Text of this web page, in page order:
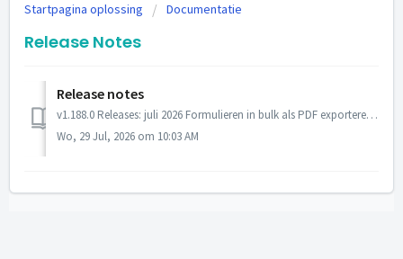
Startpagina oplossing Documentatie
Release Notes
Release notes
v1.188.0 Releases: juli 2026 Formulieren in bulk als PDF exporteren — je exporteert meerdere ingevulde formulieren in één keer naar PDF, in plaats van...
Wo, 29 Jul, 2026 om 10:03 AM